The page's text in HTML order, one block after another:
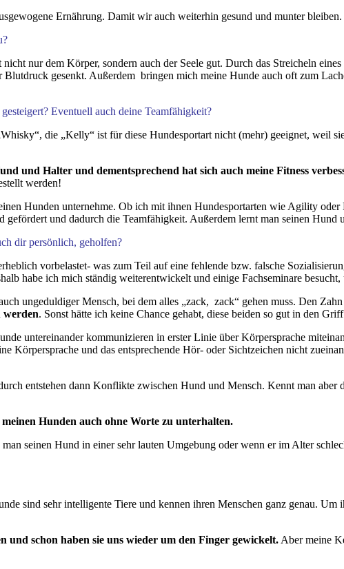
Ernährung. Damit wir auch weiterhin gesund und munter bleiben.
nur dem Körper, sondern auch der Seele gut. Durch das Streicheln
gesenkt. Außerdem bringen mich meine Hunde auch oft zum
gesteigert? Eventuell auch deine Teamfähigkeit?
die „Kelly“ ist für diese Hundesportart nicht (mehr) geeignet, weil
und Halter und dementsprechend hat sich auch meine Fitness
werden!
Hunden unternehme. Ob ich mit ihnen Hundesportarten wie Agility oder
und dadurch die Teamfähigkeit. Außerdem lernt man seinen Hund
dir persönlich, geholfen?
vorbelastet- was zum Teil auf eine fehlende bzw. falsche
habe ich mich ständig weiterentwickelt und einige Fachseminare
ungeduldiger Mensch, bei dem alles „zack, zack“ gehen muss. Den
werden. Sonst hätte ich keine Chance gehabt, diese beiden so gut in den
untereinander kommunizieren in erster Linie über Körpersprache
Körpersprache und das entsprechende Hör- oder Sichtzeichen nicht
entstehen dann Konflikte zwischen Hund und Mensch. Kennt man aber
Hunden auch ohne Worte zu unterhalten.
seinen Hund in einer sehr lauten Umgebung oder wenn er im Alter
sind sehr intelligente Tiere und kennen ihren Menschen ganz genau. Um
und schon haben sie uns wieder um den Finger gewickelt. Aber meine